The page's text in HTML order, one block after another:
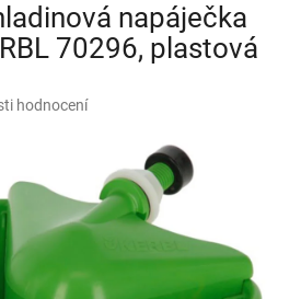
napáječka
70296, plastová
hodnocení